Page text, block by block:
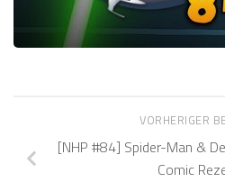
VORHERIGER
[NHP #84] Spider-Man &
Comic